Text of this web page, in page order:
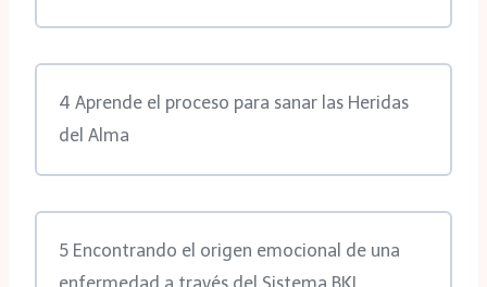
4 Aprende el proceso para sanar las Heridas
del Alma
5 Encontrando el origen emocional de una